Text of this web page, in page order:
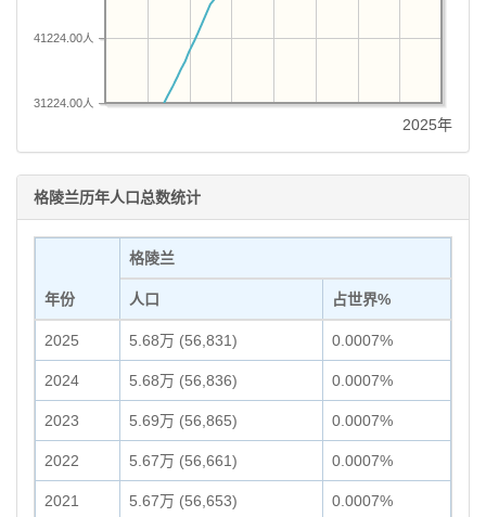
31224.00人
41224.00人
2025年
格陵兰历年人口总数统计
年份
格陵兰
人口 占世界%
2025 5.68万 (56,831) 0.0007%
2024 5.68万 (56,836) 0.0007%
2023 5.69万 (56,865) 0.0007%
2022 5.67万 (56,661) 0.0007%
2021 5.67万 (56,653) 0.0007%